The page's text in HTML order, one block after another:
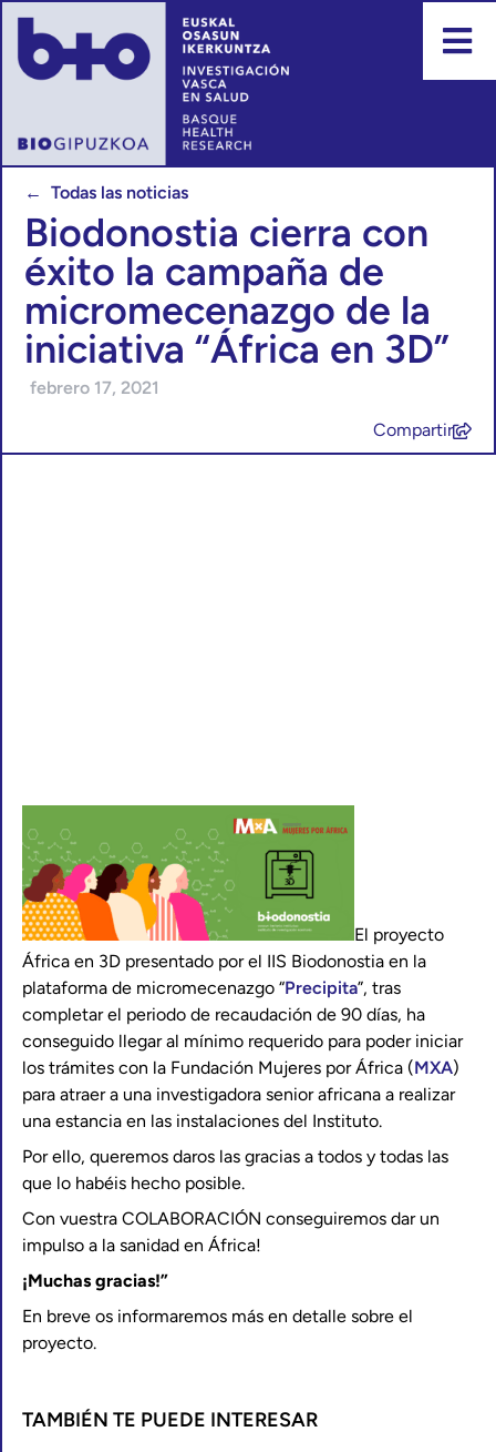
← Todas las noticias
Biodonostia cierra con
éxito la campaña de
micromecenazgo de la
iniciativa “África en 3D”
febrero 17, 2021
Compartir
El proyecto
África en 3D presentado por el IIS Biodonostia en la
plataforma de micromecenazgo “Precipita”, tras
completar el periodo de recaudación de 90 días, ha
conseguido llegar al mínimo requerido para poder iniciar
los trámites con la Fundación Mujeres por África (MXA)
para atraer a una investigadora senior africana a realizar
una estancia en las instalaciones del Instituto.
Por ello, queremos daros las gracias a todos y todas las
que lo habéis hecho posible.
Con vuestra COLABORACIÓN conseguiremos dar un
impulso a la sanidad en África!
¡Muchas gracias!”
En breve os informaremos más en detalle sobre el
proyecto.
TAMBIÉN TE PUEDE INTERESAR